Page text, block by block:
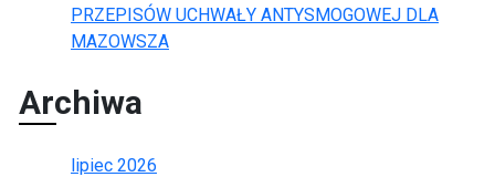
PRZEPISÓW UCHWAŁY ANTYSMOGOWEJ DLA
MAZOWSZA
Archiwa
lipiec 2026